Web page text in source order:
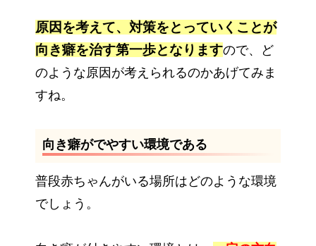
原因を考えて、対策をとっていくことが
向き癖を治す第一歩となりますので、ど
のような原因が考えられるのかあげてみま
すね。
向き癖がでやすい環境である
普段赤ちゃんがいる場所はどのような環境
でしょう。